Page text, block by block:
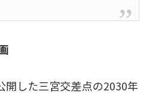
開した三宮交差点の2030年